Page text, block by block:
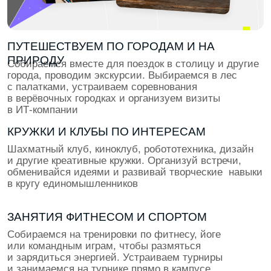
15 крутых кейсов в портфолио и начало
оплачиваемых стажировок